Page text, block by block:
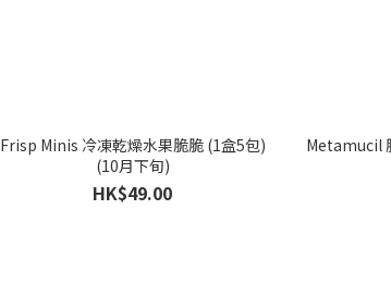
Frisp Minis 冷凍乾燥水果脆脆 (1盒5包)
(10月下旬)
HK$49.00
Metamucil